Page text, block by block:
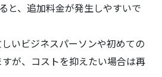
と、追加料金が発生しやすいで
いビジネスパーソンや初めての
が、コストを抑えたい場合は再